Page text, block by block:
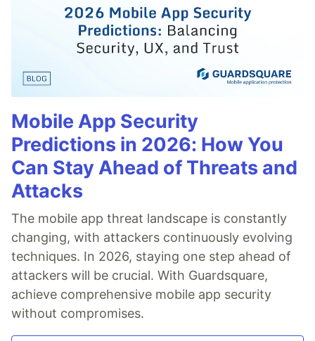
Mobile App Security
Predictions in 2026: How You
Can Stay Ahead of Threats and
Attacks
The mobile app threat landscape is constantly
changing, with attackers continuously evolving
techniques. In 2026, staying one step ahead of
attackers will be crucial. With Guardsquare,
achieve comprehensive mobile app security
without compromises.